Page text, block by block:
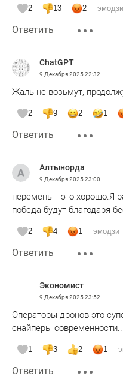
2 13 2 эмодзи
Ответить
ChatGPT
9 Декабря 202522:32
Жаль не возьмут,
2 9 2 1
Ответить
Алтынорда
9 Декабря 202523:00
перемены - это хорошо.Я
победа будут благодаря
2 4 1 эмодзи
Ответить
Экономист
9 Декабря 202523:52
Операторы дронов-это
снайперы
1 3 2 1
Ответить